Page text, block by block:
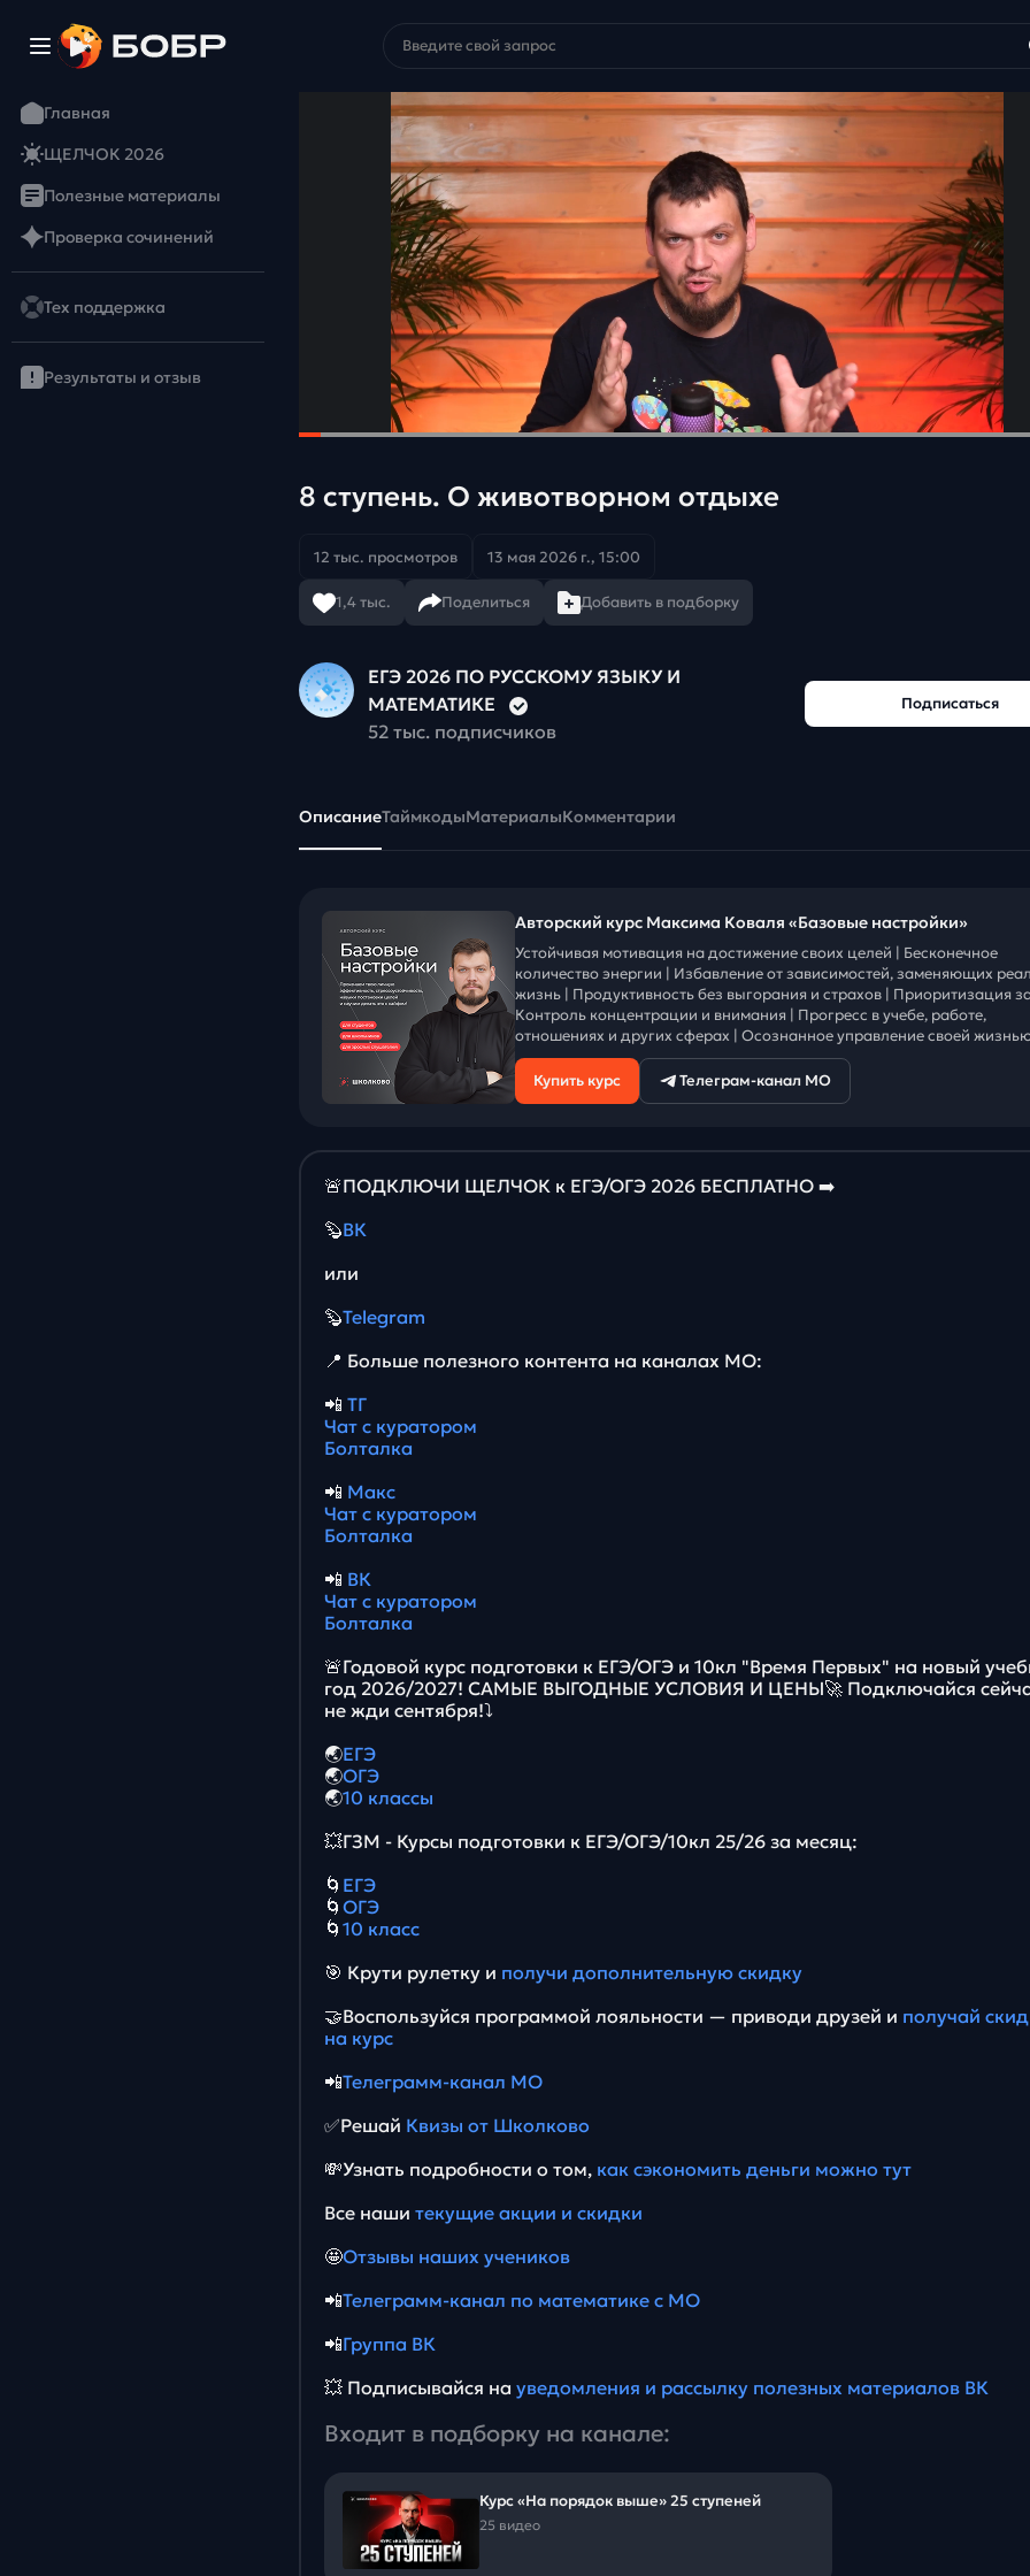
Главная
ЩЕЛЧОК 2026
Полезные материалы
Проверка сочинений
Тех поддержка
Результаты и отзыв
8 ступень. О животворном отдыхе
12 тыс. просмотров 13 мая 2026 г., 15:00
1,4 тыс. Поделиться Добавить в подборку
ЕГЭ 2026 ПО РУССКОМУ ЯЗЫКУ И
МАТЕМАТИКЕ
52 тыс. подписчиков
Подписаться
ОписаниеТаймкодыМатериалыКомментарии
Авторский курс Максима Коваля «Базовые настройки»
Устойчивая мотивация на достижение своих целей | Бесконечное
количество энергии | Избавление от зависимостей, заменяющих
жизнь | Продуктивность без выгорания и страхов | Приоритизация
Контроль концентрации и внимания | Прогресс в учебе, работе,
отношениях и других сферах | Осознанное управление своей
Купить курс Телеграм-канал МО
🚨ПОДКЛЮЧИ ЩЕЛЧОК к ЕГЭ/ОГЭ 2026 БЕСПЛАТНО ➡️
🦫ВК
или
🦫Telegram
📍 Больше полезного контента на каналах МО:
📲 ТГ
Чат с куратором
Болталка
📲 Макс
Чат с куратором
Болталка
📲 ВК
Чат с куратором
Болталка
🚨Годовой курс подготовки к ЕГЭ/ОГЭ и 10кл "Время Первых" на новый
год 2026/2027! САМЫЕ ВЫГОДНЫЕ УСЛОВИЯ И ЦЕНЫ🚀 Подключайся
не жди сентября!⤵️
🌏ЕГЭ
🌏ОГЭ
🌏10 классы
💥ГЗМ - Курсы подготовки к ЕГЭ/ОГЭ/10кл 25/26 за месяц:
🌀 ЕГЭ
🌀 ОГЭ
🌀 10 класс
🎯 Крути рулетку и получи дополнительную скидку
🤝Воспользуйся программой лояльности — приводи друзей и получай
на курс
📲Телеграмм-канал МО
✅Решай Квизы от Школково
💸Узнать подробности о том, как сэкономить деньги можно тут
Все наши текущие акции и скидки
🤩Отзывы наших учеников
📲Телеграмм-канал по математике с МО
📲Группа ВК
💥 Подписывайся на уведомления и рассылку полезных материалов ВК
Входит в подборку на канале:
Курс «На порядок выше» 25 ступеней
25 видео